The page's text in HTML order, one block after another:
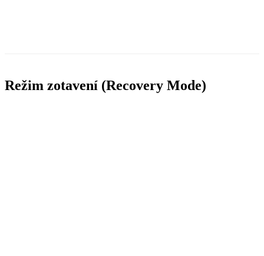
Režim zotavení (Recovery Mode)